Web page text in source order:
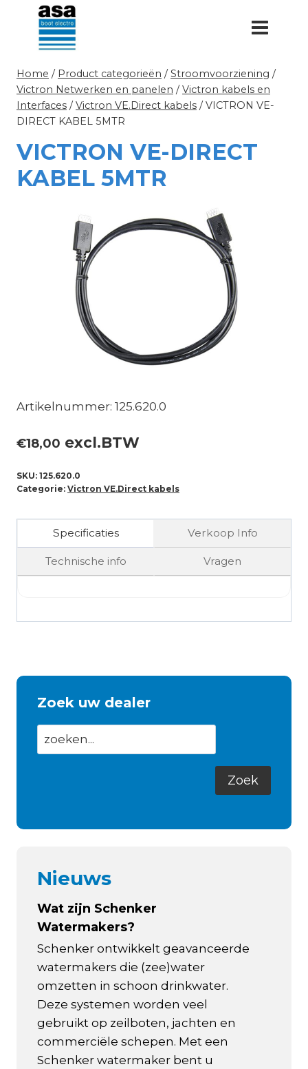
Doorgaan
inhoud
Home / Product categorieën / Stroomvoorziening /
Victron Netwerken en panelen / Victron kabels en
Interfaces / Victron VE.Direct kabels / VICTRON VE-
DIRECT KABEL 5MTR
VICTRON VE-DIRECT
KABEL 5MTR
Artikelnummer: 125.620.0
€18,00 excl.BTW
SKU: 125.620.0
Categorie: Victron VE.Direct kabels
Specificaties Verkoop Info
Technische info Vragen
Zoek uw dealer
Nieuws
Wat zijn Schenker
Watermakers?
Schenker ontwikkelt geavanceerde
watermakers die (zee)water
omzetten in schoon drinkwater.
Deze systemen worden veel
gebruikt op zeilboten, jachten en
commerciële schepen. Met een
Schenker watermaker bent u